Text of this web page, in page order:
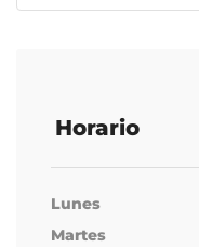
Horario
Lunes
Martes